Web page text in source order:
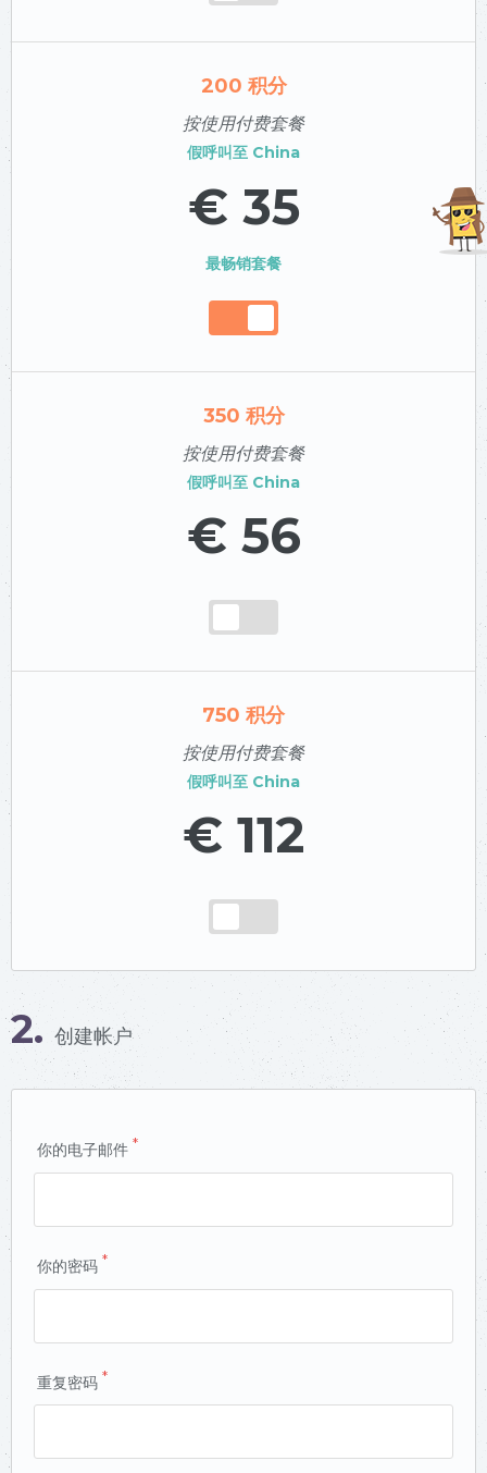
200 积分
按使用付费套餐
假呼叫至 China
€ 35
最畅销套餐
350 积分
按使用付费套餐
假呼叫至 China
€ 56
750 积分
按使用付费套餐
假呼叫至 China
€ 112
2. 创建帐户
你的电子邮件 *
你的密码 *
重复密码 *